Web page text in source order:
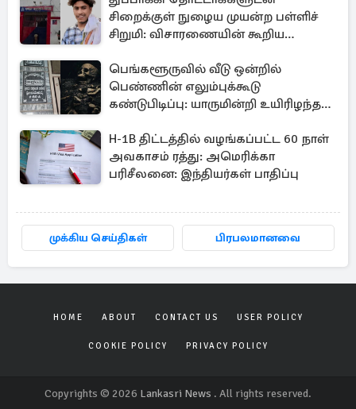
சிறைக்குள் நுழைய முயன்ற பள்ளிச்
சிறுமி: விசாரணையின் கூறிய
பெங்களூருவில் வீடு ஒன்றில்
பெண்ணின் எலும்புக்கூடு
கண்டுபிடிப்பு: யாருமின்றி உயிரிழந்த
H-1B திட்டத்தில் வழங்கப்பட்ட 60 நாள்
அவகாசம் ரத்து: அமெரிக்கா
பரிசீலனை: இந்தியர்கள் பாதிப்பு
முக்கிய செய்திகள் பிரபலமானவை
HOME ABOUT CONTACT US USER POLICY
COOKIE POLICY PRIVACY POLICY
Copyrights © 2026 Lankasri News . All rights reserved.